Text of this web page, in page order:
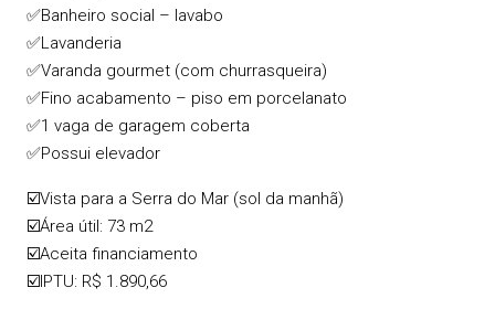
✅Banheiro social – lavabo
✅Lavanderia
✅Varanda gourmet (com churrasqueira)
✅Fino acabamento – piso em porcelanato
✅1 vaga de garagem coberta
✅Possui elevador
☑️Vista para a Serra do Mar (sol da manhã)
☑️Área útil: 73 m2
☑️Aceita financiamento
☑️IPTU: R$ 1.890,66